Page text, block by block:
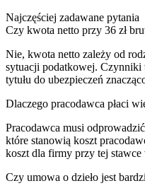
Najczęściej zadawane pytania
Czy kwota netto przy 36 zł
Nie, kwota netto zależy od
sytuacji podatkowej. Czynniki
tytułu do ubezpieczeń
Dlaczego pracodawca płaci
Pracodawca musi
które stanowią koszt
koszt dla firmy przy tej stawce
Czy umowa o dzieło jest